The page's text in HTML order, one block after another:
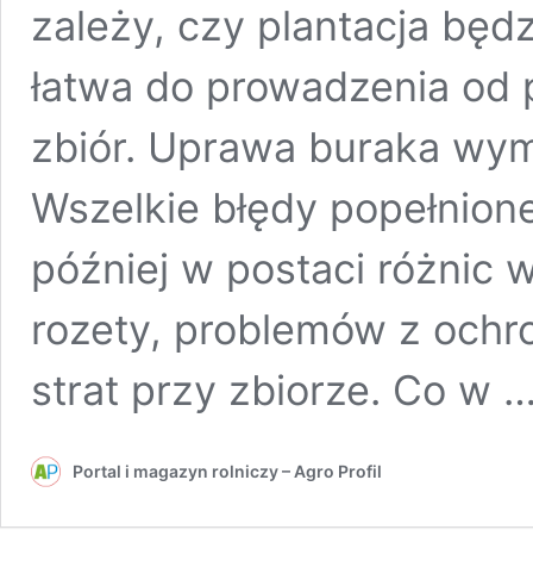
zależy, czy plantacja
łatwa do prowadzenia
zbiór. Uprawa buraka
Wszelkie błędy
później w postaci różnic
rozety, problemów z
strat przy zbiorze. Co w
Portal i magazyn rolniczy – Agro Profil